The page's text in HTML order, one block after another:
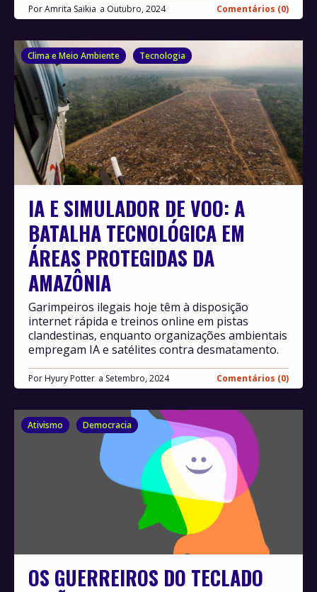
PorAmrita Saikia Outubro, 2024 Comentários (0)
Clima e Meio Ambiente Tecnologia
IA E SIMULADOR DE VOO: A
BATALHA TECNOLÓGICA EM
ÁREAS PROTEGIDAS DA
AMAZÔNIA
Por Hyury Potter Setembro, 2024 Comentários (0)
Garimpeiros ilegais hoje têm à disposição
internet rápida e treinos online em pistas
clandestinas, enquanto organizações ambientais
empregam IA e satélites contra desmatamento.
Ativismo Democracia
OS GUERREIROS DO TECLADO